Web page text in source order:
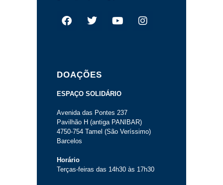
DOAÇÕES
ESPAÇO SOLIDÁRIO
Avenida das Pontes 237
Pavilhão H (antiga PANIBAR)
4750-754 Tamel (São Veríssimo)
Barcelos
Horário
Terças-feiras das 14h30 às 17h30